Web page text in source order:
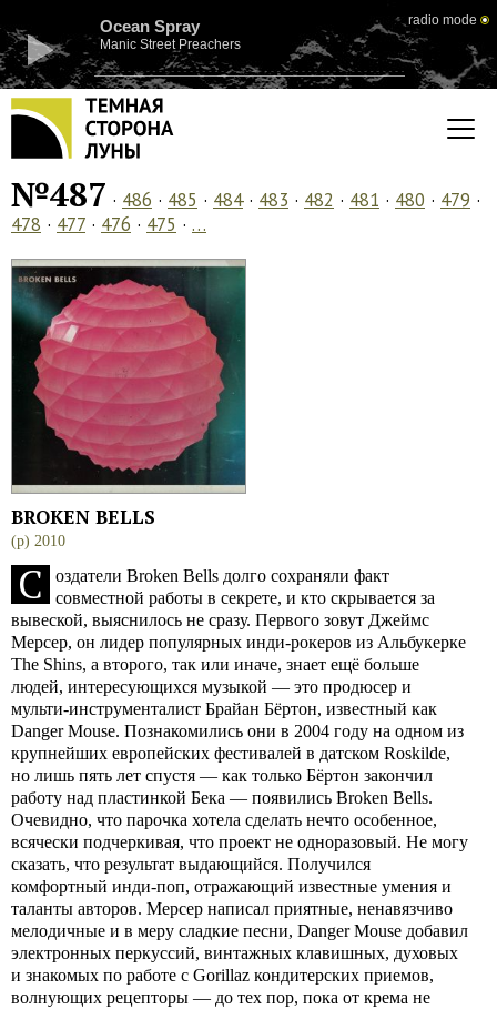
Ocean Spray
Manic Street Preachers
radio mode
№487 · 486 · 485 · 484· 483 · 482 · 481 · 480 · 479 ·
478 · 477 · 476 · 475 · …
BROKEN BELLS
(p) 2010
С
оздатели Broken Bells долго сохраняли факт
совместной работы в секрете, и кто скрывается за
вывеской, выяснилось не сразу. Первого зовут Джеймс
Мерсер, он лидер популярных инди-рокеров из Альбукерке
The Shins, а второго, так или иначе, знает ещё больше
людей, интересующихся музыкой — это продюсер и
мульти-инструменталист Брайан Бёртон, известный как
Danger Mouse. Познакомились они в 2004 году на одном из
крупнейших европейских фестивалей в датском Roskilde,
но лишь пять лет спустя — как только Бёртон закончил
работу над пластинкой Бека — появились Broken Bells.
Очевидно, что парочка хотела сделать нечто особенное,
всячески подчеркивая, что проект не одноразовый. Не могу
сказать, что результат выдающийся. Получился
комфортный инди-поп, отражающий известные умения и
таланты авторов. Мерсер написал приятные, ненавязчиво
мелодичные и в меру сладкие песни, Danger Mouse добавил
электронных перкуссий, винтажных клавишных, духовых
и знакомых по работе с Gorillaz кондитерских приемов,
волнующих рецепторы — до тех пор, пока от крема не